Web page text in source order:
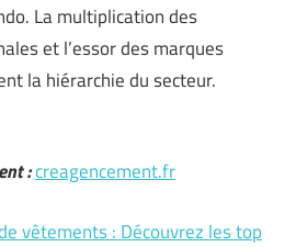
La multiplication des
et l’essor des marques
la hiérarchie du secteur.
:creagencement.fr
vêtements : Découvrez les top